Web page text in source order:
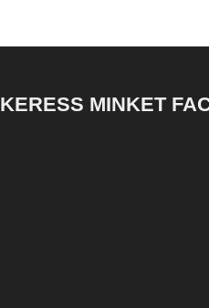
KERESS MINKET